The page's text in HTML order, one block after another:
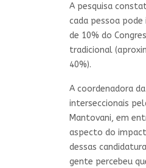
A pesquisa
cada pessoa
de 10% do
tradicional
40%).
A coordenadora
interseccionais
Mantovani, em
aspecto do
dessas
gente percebeu